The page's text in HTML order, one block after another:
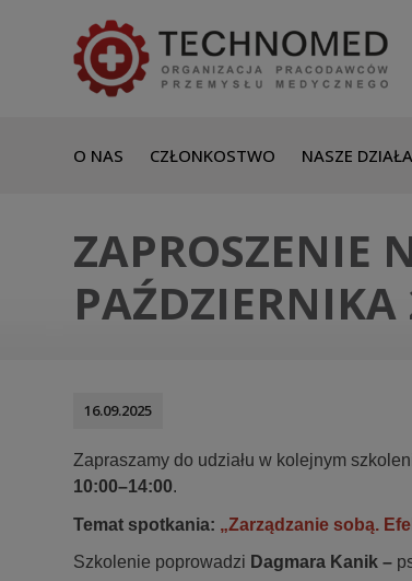
O NAS CZŁONKOSTWO NASZE
ZAPROSZENIE
PAŹDZIERNIKA
16.09.2025
Zapraszamy do udziału w kolejnym
10:00–14:00.
Temat spotkania: „Zarządzanie sobą.
Szkolenie poprowadzi Dagmara Kanik –